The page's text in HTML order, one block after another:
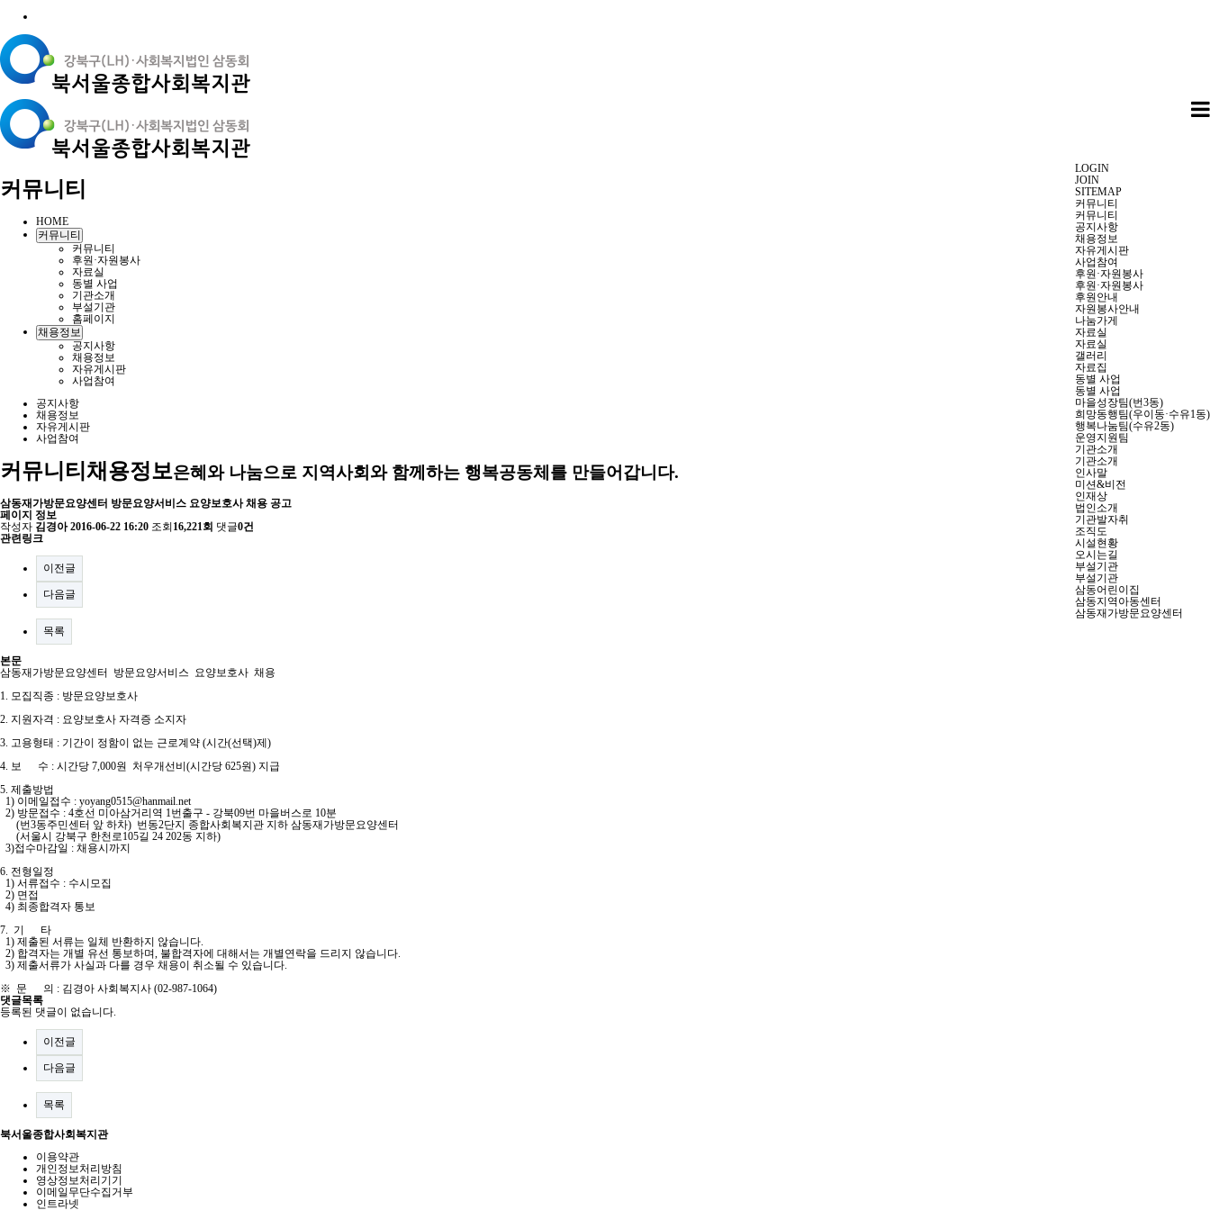
LOGIN
JOIN
SITEMAP
커뮤니티
커뮤니티
공지사항
채용정보
자유게시판
사업참여
후원·자원봉사
후원·자원봉사
후원안내
자원봉사안내
나눔가게
자료실
자료실
갤러리
자료집
동별 사업
동별 사업
마을성장팀(번3동)
희망동행팀(우이동·수유1동)
행복나눔팀(수유2동)
운영지원팀
기관소개
기관소개
인사말
미션&비전
인재상
법인소개
기관발자취
조직도
시설현황
오시는길
부설기관
부설기관
삼동어린이집
삼동지역아동센터
삼동재가방문요양센터
커뮤니티
HOME
커뮤니티
커뮤니티
후원·자원봉사
자료실
동별 사업
기관소개
부설기관
홈페이지
채용정보
공지사항
채용정보
자유게시판
사업참여
공지사항
채용정보
자유게시판
사업참여
커뮤니티 채용정보은혜와 나눔으로 지역사회와 함께하는 행복공동체를 만들어갑니다.
삼동재가방문요양센터 방문요양서비스 요양보호사 채용 공고
페이지 정보
작성자 김경아 2016-06-22 16:20 조회 16,221회 댓글0건
관련링크
이전글
다음글
목록
본문
삼동재가방문요양센터 방문요양서비스 요양보호사 채용
1. 모집직종 : 방문요양보호사
2. 지원자격 : 요양보호사 자격증 소지자
3. 고용형태 : 기간이 정함이 없는 근로계약 (시간(선택)제)
4. 보 수 : 시간당 7,000원 처우개선비(시간당 625원) 지급
5. 제출방법
1) 이메일접수 : yoyang0515@hanmail.net
2) 방문접수 : 4호선 미아삼거리역 1번출구 - 강북09번 마을버스로 10분
(번3동주민센터 앞 하차) 번동2단지 종합사회복지관 지하 삼동재가방문요양센터
(서울시 강북구 한천로105길 24 202동 지하)
3)접수마감일 : 채용시까지
6. 전형일정
1) 서류접수 : 수시모집
2) 면접
4) 최종합격자 통보
7. 기 타
1) 제출된 서류는 일체 반환하지 않습니다.
2) 합격자는 개별 유선 통보하며, 불합격자에 대해서는 개별연락을 드리지 않습니다.
3) 제출서류가 사실과 다를 경우 채용이 취소될 수 있습니다.
※ 문 의 : 김경아 사회복지사 (02-987-1064)
댓글목록
등록된 댓글이 없습니다.
이전글
다음글
목록
북서울종합사회복지관
이용약관
개인정보처리방침
영상정보처리기기
이메일무단수집거부
인트라넷